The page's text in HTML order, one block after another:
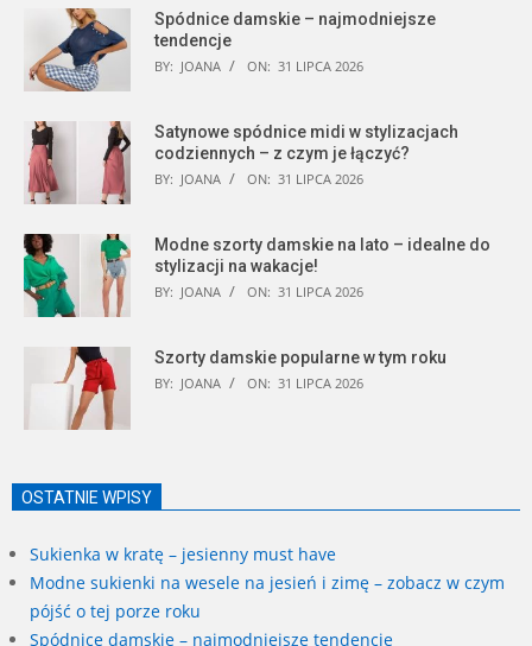
Spódnice damskie – najmodniejsze
tendencje
BY: JOANA ON: 31 LIPCA 2026
Satynowe spódnice midi w stylizacjach
codziennych – z czym je łączyć?
BY: JOANA ON: 31 LIPCA 2026
Modne szorty damskie na lato – idealne do
stylizacji na wakacje!
BY: JOANA ON: 31 LIPCA 2026
Szorty damskie popularne w tym roku
BY: JOANA ON: 31 LIPCA 2026
OSTATNIE WPISY
Sukienka w kratę – jesienny must have
Modne sukienki na wesele na jesień i zimę – zobacz w czym
pójść o tej porze roku
Spódnice damskie – najmodniejsze tendencje